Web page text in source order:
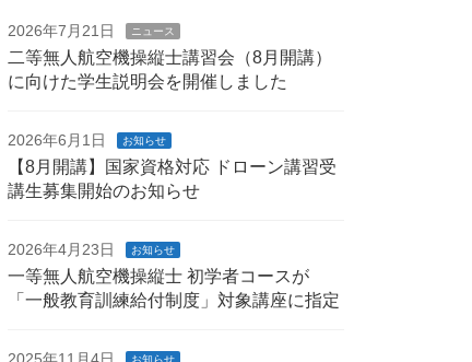
2026年7月21日 ニュース
二等無人航空機操縦士講習会（8月開講）
に向けた学生説明会を開催しました
2026年6月1日 お知らせ
【8月開講】国家資格対応 ドローン講習受
講生募集開始のお知らせ
2026年4月23日 お知らせ
一等無人航空機操縦士 初学者コースが
「一般教育訓練給付制度」対象講座に指定
2025年11月4日 お知らせ